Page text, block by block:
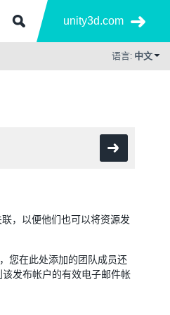
unity3d.com
语言: 中文
，以便他们也可以将资源发
您在此处添加的团队成员还
发布帐户的有效电子邮件帐